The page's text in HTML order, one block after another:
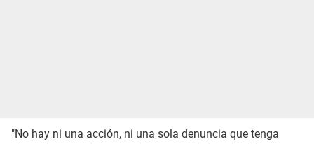
"No hay ni una acción, ni una sola denuncia que tenga